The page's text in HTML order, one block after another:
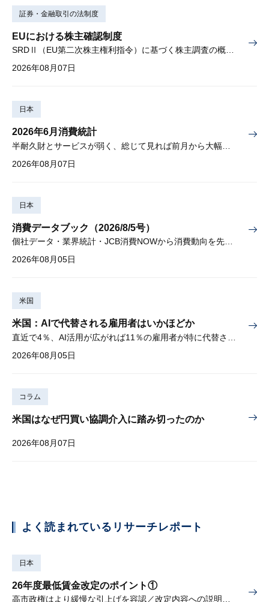
証券・金融取引の法制度
EUにおける株主確認制度
SRDⅡ（EU第二次株主権利指令）に基づく株主調査の概要と課題
2026年08月07日
日本
2026年6月消費統計
2026年08月07日
日本
消費データブック（2026/8/5号）
個社データ・業界統計・JCB消費NOWから消費動向を先取り
2026年08月05日
米国
米国：AIで代替される雇用者はいかほどか
2026年08月05日
コラム
米国はなぜ円買い協調介入に踏み切ったのか
2026年08月07日
よく読まれているリサーチレポート
日本
26年度最低賃金改定のポイント①
高市政権はより緩慢な引上げを容認／改定内容への説明責任が焦点